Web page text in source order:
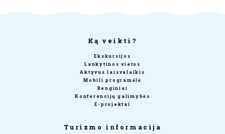
Ką veikti?
Ekskursijos
Lankytinos vietos
Aktyvus laisvalaikis
Mobili programėlė
Renginiai
Konferencijų galimybės
E-projektai
Turizmo informacija